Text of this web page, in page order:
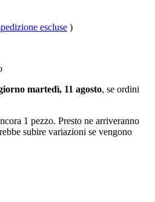
escluse )
martedì, 11 agosto, se ordini
1 pezzo. Presto ne arriveranno
subire variazioni se vengono